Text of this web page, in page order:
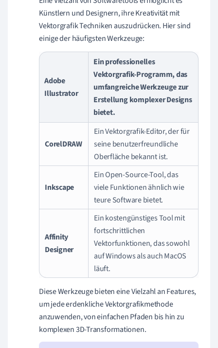
Künstlern und Designern, ihre Kreativität mit
Vektorgrafik Techniken auszudrücken. Hier sind
einige der häufigsten Werkzeuge:
Adobe
Illustrator
Ein professionelles
Vektorgrafik-Programm, das
umfangreiche Werkzeuge zur
Erstellung komplexer Designs
bietet.
CorelDRAW
Ein Vektorgrafik-Editor, der für
seine benutzerfreundliche
Oberfläche bekannt ist.
Inkscape
Ein Open-Source-Tool, das
viele Funktionen ähnlich wie
teure Software bietet.
Affinity
Designer
Ein kostengünstiges Tool mit
fortschrittlichen
Vektorfunktionen, das sowohl
auf Windows als auch MacOS
läuft.
Diese Werkzeuge bieten eine Vielzahl an Features,
um jede erdenkliche Vektorgrafikmethode
anzuwenden, von einfachen Pfaden bis hin zu
komplexen 3D-Transformationen.